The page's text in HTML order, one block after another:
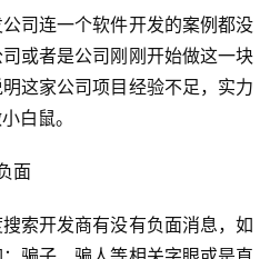
司连一个软件开发的案例都没
或者是公司刚刚开始做这一块
这家公司项目经验不足，实力
白鼠。
面
索开发商有没有负面消息，如